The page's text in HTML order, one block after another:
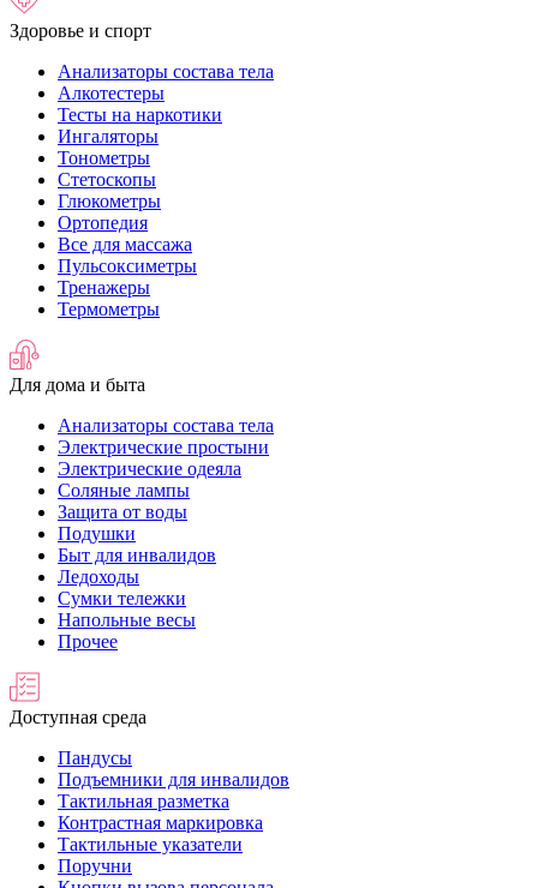
Здоровье и спорт
Анализаторы состава тела
Алкотестеры
Тесты на наркотики
Ингаляторы
Тонометры
Стетоскопы
Глюкометры
Ортопедия
Все для массажа
Пульсоксиметры
Тренажеры
Термометры
Для дома и быта
Анализаторы состава тела
Электрические простыни
Электрические одеяла
Соляные лампы
Защита от воды
Подушки
Быт для инвалидов
Ледоходы
Сумки тележки
Напольные весы
Прочее
Доступная среда
Пандусы
Подъемники для инвалидов
Тактильная разметка
Контрастная маркировка
Тактильные указатели
Поручни